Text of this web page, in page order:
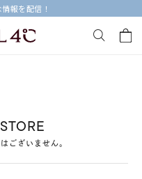
報を配信！
#エタニティ
ざいません。